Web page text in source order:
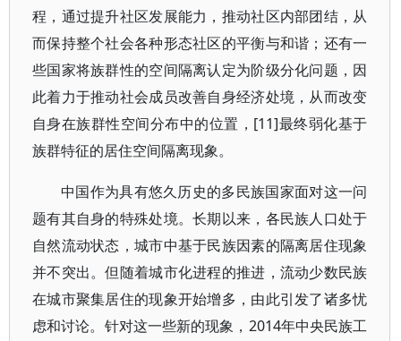
程，通过提升社区发展能力，推动社区内部团结，从
而保持整个社会各种形态社区的平衡与和谐；还有一
些国家将族群性的空间隔离认定为阶级分化问题，因
此着力于推动社会成员改善自身经济处境，从而改变
自身在族群性空间分布中的位置，[11]最终弱化基于
族群特征的居住空间隔离现象。
中国作为具有悠久历史的多民族国家面对这一问
题有其自身的特殊处境。长期以来，各民族人口处于
自然流动状态，城市中基于民族因素的隔离居住现象
并不突出。但随着城市化进程的推进，流动少数民族
在城市聚集居住的现象开始增多，由此引发了诸多忧
虑和讨论。针对这一些新的现象，2014年中央民族工